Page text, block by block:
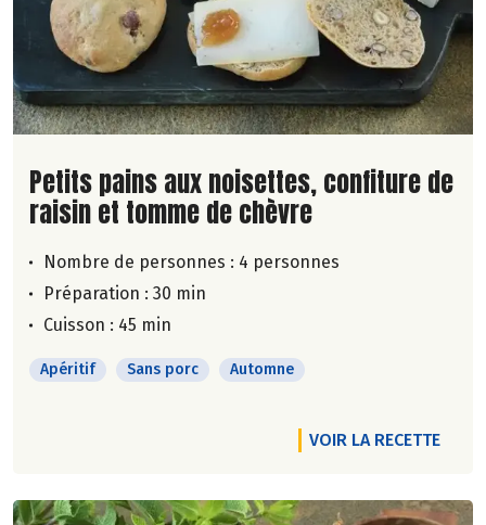
Lire la suite de la recette
Petits pains aux noisettes, confiture de
raisin et tomme de chèvre
Nombre de personnes : 4 personnes
Préparation : 30 min
Cuisson : 45 min
Apéritif Sans porc Automne
VOIR LA RECETTE